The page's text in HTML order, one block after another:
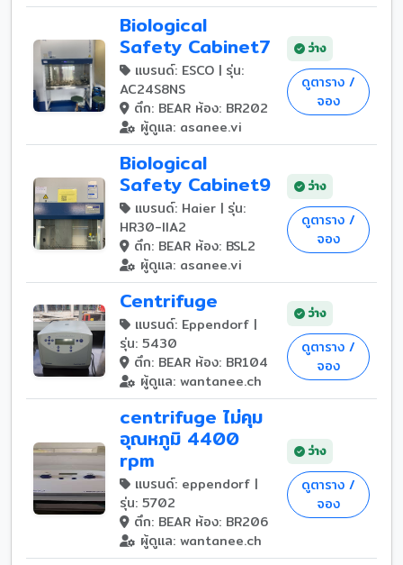
Biological
Safety Cabinet7
แบรนด์: ESCO | รุ่น:
AC24S8NS
ตึก: BEAR ห้อง: BR202
ผู้ดูแล: asanee.vi
ว่าง
ดูตาราง /
จอง
Biological
Safety Cabinet9
แบรนด์: Haier | รุ่น:
HR30-IIA2
ตึก: BEAR ห้อง: BSL2
ผู้ดูแล: asanee.vi
ว่าง
ดูตาราง /
จอง
Centrifuge
แบรนด์: Eppendorf |
รุ่น: 5430
ตึก: BEAR ห้อง: BR104
ผู้ดูแล: wantanee.ch
ว่าง
ดูตาราง /
จอง
centrifuge ไม่คุม
อุณหภูมิ 4400
rpm
แบรนด์: eppendorf |
รุ่น: 5702
ตึก: BEAR ห้อง: BR206
ผู้ดูแล: wantanee.ch
ว่าง
ดูตาราง /
จอง